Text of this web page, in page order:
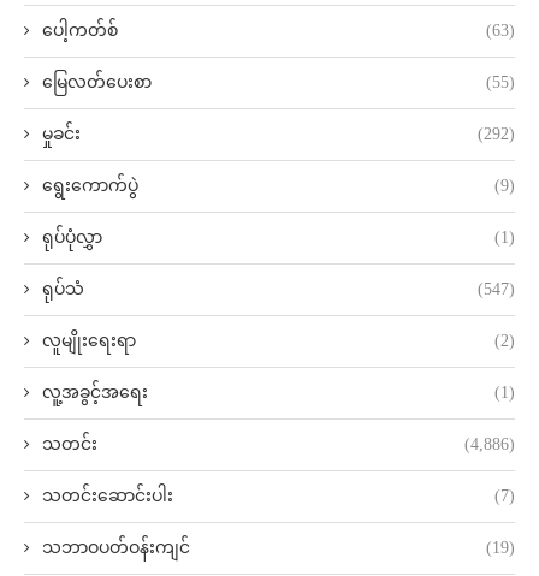
ပေါ့ကတ်စ် (63)
မြေလတ်ပေးစာ (55)
မှုခင်း (292)
ရွေးကောက်ပွဲ (9)
ရုပ်ပုံလွှာ (1)
ရုပ်သံ (547)
လူမျိုးရေးရာ (2)
လူ့အခွင့်အရေး (1)
သတင်း (4,886)
သတင်းဆောင်းပါး (7)
သဘာဝပတ်ဝန်းကျင် (19)